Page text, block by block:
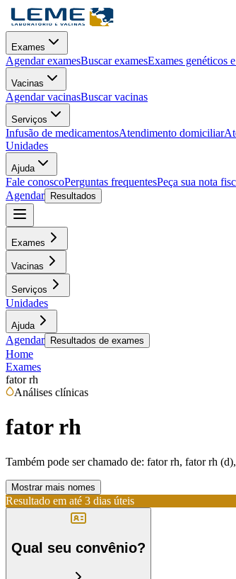
Exames
Agendar examesBuscar examesExames genéticos
Vacinas
Agendar vacinasBuscar vacinas
Serviços
Infusão de medicamentosAtendimento domiciliar
Unidades
Ajuda
Fale conoscoPerguntas frequentesPeça sua nota
Agendar
Resultados
Exames
Vacinas
Serviços
Unidades
Ajuda
Agendar Resultados de exames
Home
Exames
fator rh
Análises clínicas
fator rh
Também pode ser chamado de: fator rh, fator rh
Mostrar mais nomes
Resultado em até 3 dias úteis
Qual seu convênio?